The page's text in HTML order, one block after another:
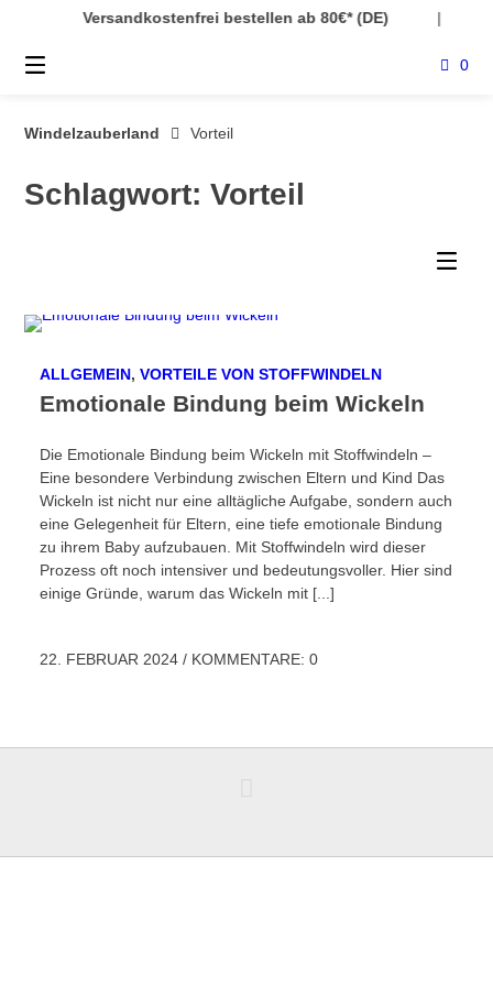
Inhalt
Versandkostenfrei bestellen ab 80€* (DE)
0
Windelzauberland Vorteil
Schlagwort:Vorteil
ALLGEMEIN,VORTEILE VON STOFFWINDELN
Emotionale Bindung beim Wickeln
Die Emotionale Bindung beim Wickeln mit Stoffwindeln –
Eine besondere Verbindung zwischen Eltern und Kind Das
Wickeln ist nicht nur eine alltägliche Aufgabe, sondern auch
eine Gelegenheit für Eltern, eine tiefe emotionale Bindung
zu ihrem Baby aufzubauen. Mit Stoffwindeln wird dieser
Prozess oft noch intensiver und bedeutungsvoller. Hier sind
einige Gründe, warum das Wickeln mit [...]
22. FEBRUAR 2024 / KOMMENTARE: 0